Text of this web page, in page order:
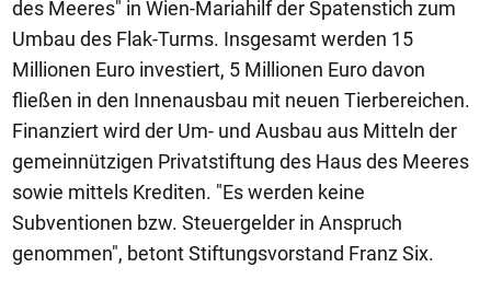
des Meeres" in Wien-Mariahilf der Spatenstich zum
Umbau des Flak-Turms. Insgesamt werden 15
Millionen Euro investiert, 5 Millionen Euro davon
fließen in den Innenausbau mit neuen Tierbereichen.
Finanziert wird der Um- und Ausbau aus Mitteln der
gemeinnützigen Privatstiftung des Haus des Meeres
sowie mittels Krediten. "Es werden keine
Subventionen bzw. Steuergelder in Anspruch
genommen", betont Stiftungsvorstand Franz Six.